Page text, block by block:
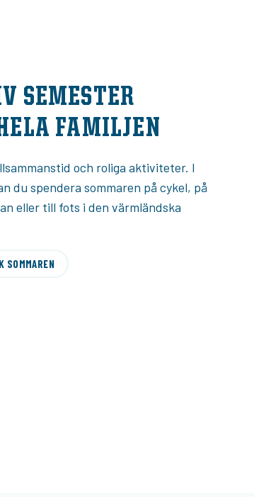
SEMESTER
FAMILJEN
och roliga aktiviteter. I
du spendera sommaren på cykel, på
eller till fots i den värmländska
SOMMAREN